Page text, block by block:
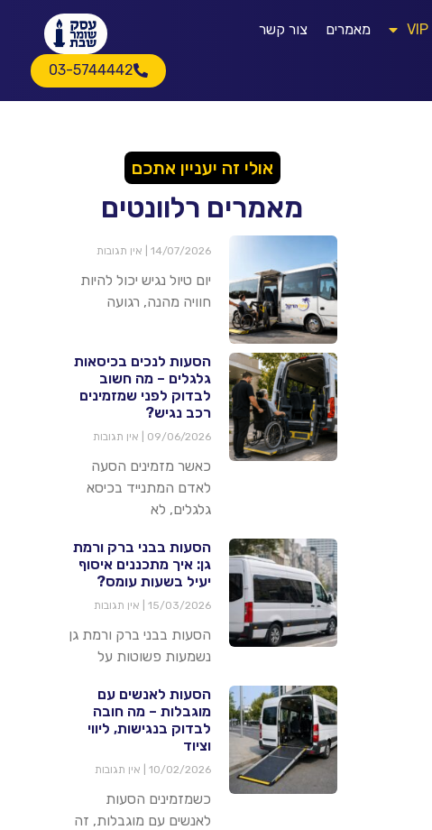
מאמרים צור קשר
03-5744442
אולי זה יעניין אתכם
מאמרים רלוונטים
14/07/2026 אין תגובות
יום טיול נגיש יכול להיות
חוויה מהנה, רגועה
הסעות לנכים בכיסאות
גלגלים – מה חשוב
לבדוק לפני שמזמינים
רכב נגיש?
09/06/2026 אין תגובות
כאשר מזמינים הסעה
לאדם המתנייד בכיסא
גלגלים, לא
הסעות בבני ברק ורמת
גן: איך מתכננים איסוף
יעיל בשעות עומס?
15/03/2026 אין תגובות
הסעות בבני ברק ורמת גן
נשמעות פשוטות על
הסעות לאנשים עם
מוגבלות – מה חובה
לבדוק בנגישות, ליווי
וציוד
10/02/2026 אין תגובות
כשמזמינים הסעות
לאנשים עם מוגבלות, זה